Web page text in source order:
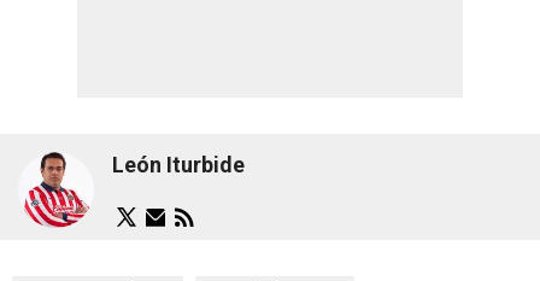
León Iturbide